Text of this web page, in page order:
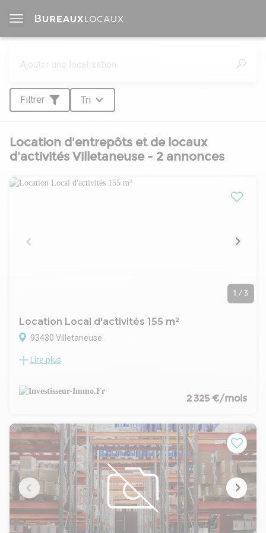
Filtrer Tri
Location d'entrepôts et de locaux
d'activités Villetaneuse - 2 annonces
1 / 3
Location Local d'activités 155 m²
93430 Villetaneuse
INVESTISSEUR IMMO, cabinet expert en immobilier
situé à Epinay. Ce site bénéficie d'une situation géographique
stratégique avec une accessibilité optimale, à environ 10
Superficie Totale : 2400 m²
Rez-de-Chaussée :
Activités : 1200 m²
1er étage :
Bureaux : 1200 m²
20 entrepôt à louer (possibilité de regrouper les lots)
Disponibilité : Immédiate
Caractéristiques :
Surface Entrepôt : 1200 m²
Lire plus
2 325 €/mois